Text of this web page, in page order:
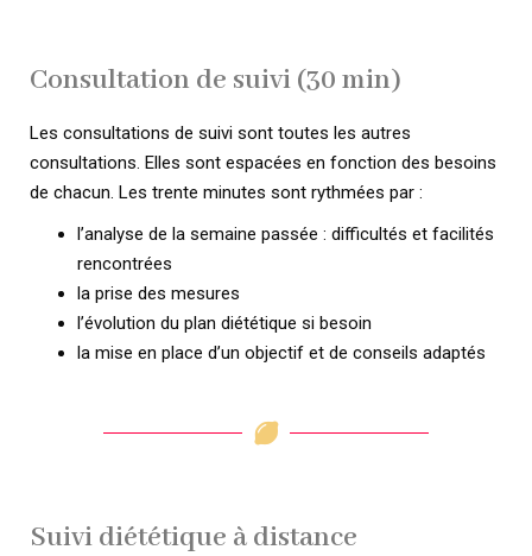
Consultation de suivi (30 min)
Les consultations de suivi sont toutes les autres
consultations. Elles sont espacées en fonction des besoins
de chacun. Les trente minutes sont rythmées par :
l’analyse de la semaine passée : difficultés et facilités
rencontrées
la prise des mesures
l’évolution du plan diététique si besoin
la mise en place d’un objectif et de conseils adaptés
Suivi diététique à distance